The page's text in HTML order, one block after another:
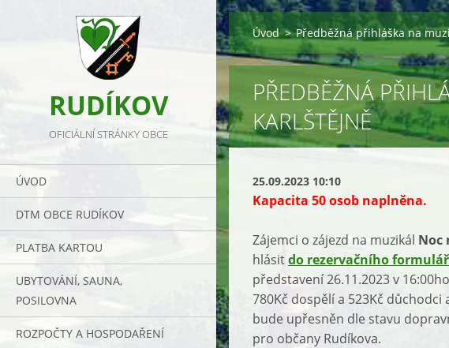
RUDÍKOV
OFICIÁLNÍ STRÁNKY OBCE
ÚVOD
DTM OBCE RUDÍKOV
PLATBA KARTOU
UBYTOVÁNÍ, SAUNA,
POSILOVNA
ROZPOČTY A HOSPODAŘENÍ
Úvod > Předběžná přihláška na
PŘEDBĚŽNÁ
KARLŠTĚJNĚ
25.09.2023 10:10
Kapacita 50 osob naplněna.
Zájemci o zájezd na muzikál Noc
hlásitdo rezervačního
představení 26.11.2023 v
780Kč dospělí a 523Kč
bude upřesněn dle stavu
pro občany Rudíkova.